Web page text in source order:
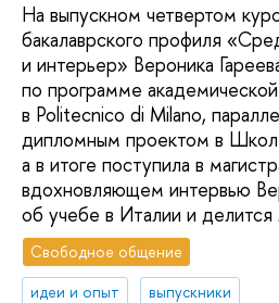
На выпускном четвертом
бакалаврского профиля
и интерьер» Вероника
по программе
в Politecnico di Milanо,
дипломным проектом в
а в итоге поступила в
вдохновляющем интервью
об учебе в Италии и делится
Свободное общение
идеи и опыт
выпускники